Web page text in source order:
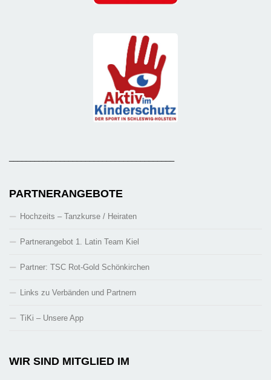
PARTNERANGEBOTE
Hochzeits – Tanzkurse / Heiraten
Partnerangebot 1. Latin Team Kiel
Partner: TSC Rot-Gold Schönkirchen
Links zu Verbänden und Partnern
TiKi – Unsere App
WIR SIND MITGLIED IM